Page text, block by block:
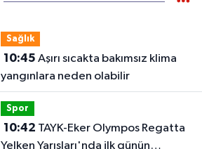
Sağlık
10:45
yangınlara neden olabilir
Spor
10:42
Yelken Yarışları'nda ilk günün